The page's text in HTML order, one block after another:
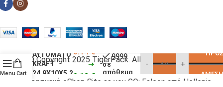
© Copyright 2025 TigerPack. All rights reserved
Κατασκευή eShop Site as you GO: Falcon από Hellenic
Menu Cart
ΑΥΤΟΜΑΤΟ
KRAFT
24.9Χ10Χ5.2
18X25 FSX
0.14€
0.12 €
9999
σε
απόθεμα
- +